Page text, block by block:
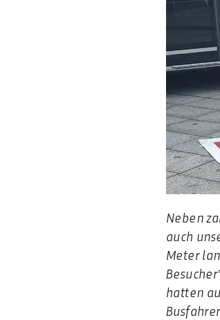
Neben
auch
Meter
hatten